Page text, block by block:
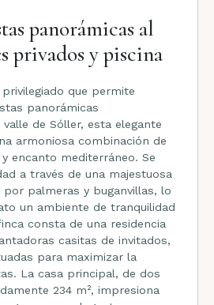
panorámicas al
privados y piscina
que permite
panorámicas
de Sóller, esta elegante
armoniosa combinación de
encanto mediterráneo. Se
a través de una majestuosa
palmeras y buganvillas, lo
un ambiente de tranquilidad
consta de una residencia
casitas de invitados,
para maximizar la
dos
234 m², impresiona